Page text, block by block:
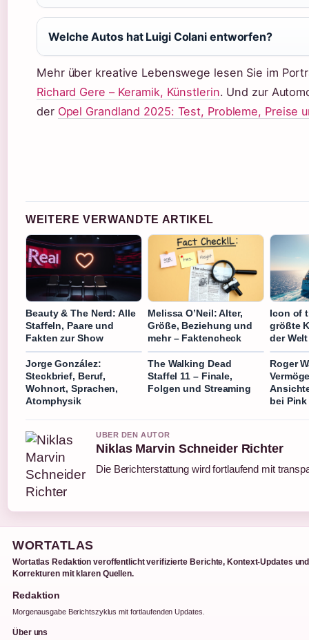
Welche Autos hat Luigi Colani entworfen?
Mehr über kreative Lebenswege lesen Sie im
Richard Gere – Keramik, Künstlerin. Und zur
der Opel Grandland 2025: Test, Probleme, Preise
WEITERE VERWANDTE ARTIKEL
Beauty & The Nerd: Alle
Staffeln, Paare und
Fakten zur Show
Melissa O’Neil: Alter,
Größe, Beziehung und
mehr – Faktencheck
Icon of
größte
der Welt
Jorge González:
Steckbrief, Beruf,
Wohnort, Sprachen,
Atomphysik
The Walking Dead
Staffel 11 – Finale,
Folgen und Streaming
Roger
bei
UBER DEN AUTOR
Niklas Marvin Schneider Richter
Die Berichterstattung wird fortlaufend mit
WORTATLAS
Wortatlas Redaktion veroffentlicht verifizierte Berichte, Kontext-Updates und
Korrekturen mit klaren Quellen.
Redaktion
Morgenausgabe Berichtszyklus mit fortlaufenden Updates.
Über uns